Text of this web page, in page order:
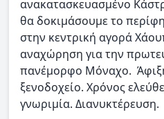
ανακατασκευασμένο
θα δοκιμάσουμε το
στην κεντρική αγορά
αναχώρηση για την
πανέμορφο Μόναχο.
ξενοδοχείο. Χρόνος
γνωριμία. Διανυκτέρευση.